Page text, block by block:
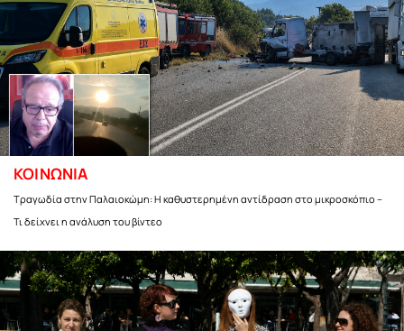
ΚΟΙΝΩΝΙΑ
Τραγωδία στην Παλαιοκώμη: Η καθυστερημένη αντίδραση στο μικροσκόπιο –
Τι δείχνει η ανάλυση του βίντεο